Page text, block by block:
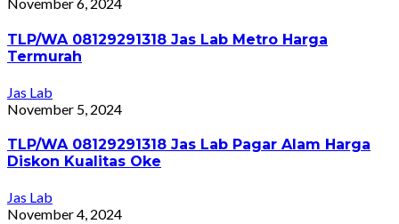
TLP/WA 08129291318 Jas Lab Metro Harga
Termurah
Jas Lab
November 5, 2024
TLP/WA 08129291318 Jas Lab Pagar Alam Harga
Diskon Kualitas Oke
Jas Lab
November 4, 2024